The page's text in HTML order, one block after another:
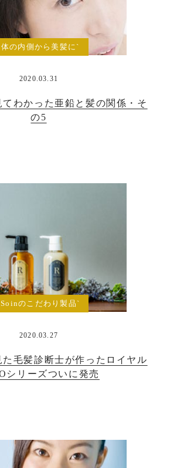
の内側から美髪に`
2020.03.31
わかった亜鉛と髪の関係・そ
の5
のこだわり製品`
2020.03.27
毛髪診断士が作ったロイヤル
シリーズついに発売